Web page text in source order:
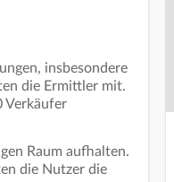
insbesondere
die Ermittler mit.
Verkäufer
Raum aufhalten.
die Nutzer die